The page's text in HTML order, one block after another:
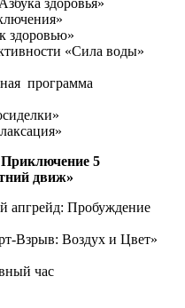
здоровью»
«Сила воды»
программа
5
движ»
апгрейд: Пробуждение
Взрыв: Воздух и Цвет»
час